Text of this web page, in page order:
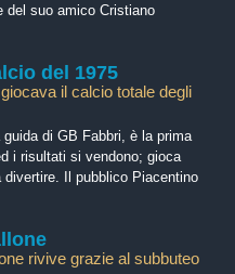
del suo amico Cristiano
del 1975
il calcio totale degli
di GB Fabbri, è la prima
i risultati si vendono; gioca
Il pubblico Piacentino
rivive grazie al subbuteo